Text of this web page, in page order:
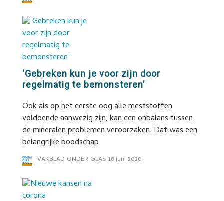
‘Gebreken kun je voor zijn door
regelmatig te bemonsteren’
Ook als op het eerste oog alle meststoffen
voldoende aanwezig zijn, kan een onbalans tussen
de mineralen problemen veroorzaken. Dat was een
belangrijke boodschap
VAKBLAD ONDER GLAS 18 juni 2020